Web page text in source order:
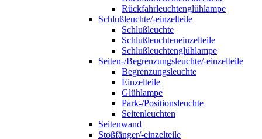
Rückfahrleuchtenglühlampe
Schlußleuchte/-einzelteile
Schlußleuchte
Schlußleuchteneinzelteile
Schlußleuchtenglühlampe
Seiten-/Begrenzungsleuchte/-einzelteile
Begrenzungsleuchte
Einzelteile
Glühlampe
Park-/Positionsleuchte
Seitenleuchten
Seitenwand
Stoßfänger/-einzelteile